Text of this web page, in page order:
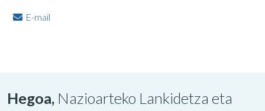
E-mail
Hegoa, Nazioarteko Lankidetza eta